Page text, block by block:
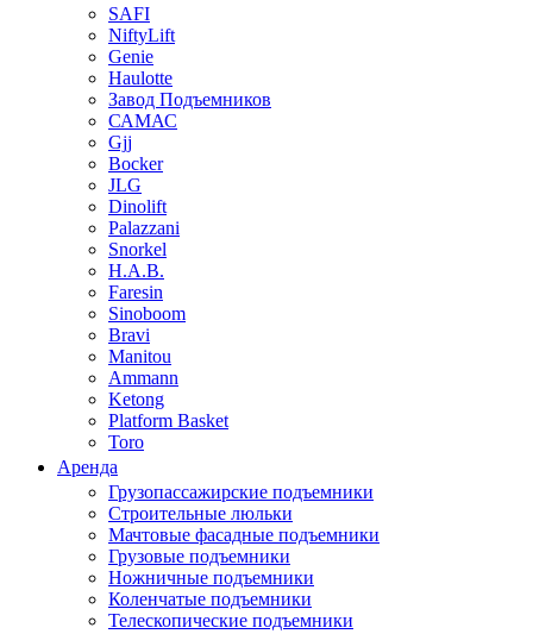
SAFI
NiftyLift
Genie
Haulotte
Завод Подъемников
САМАС
Gjj
Bocker
JLG
Dinolift
Palazzani
Snorkel
H.A.B.
Faresin
Sinoboom
Bravi
Manitou
Ammann
Ketong
Platform Basket
Toro
Аренда
Грузопассажирские подъемники
Строительные люльки
Мачтовые фасадные подъемники
Грузовые подъемники
Ножничные подъемники
Коленчатые подъемники
Телескопические подъемники